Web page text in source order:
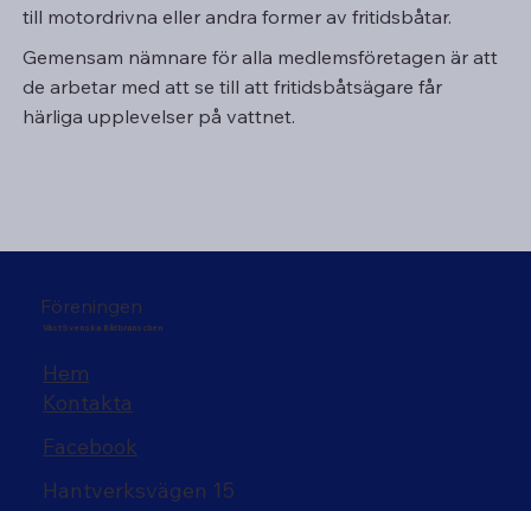
till motordrivna eller andra former av fritidsbåtar.
Gemensam nämnare för alla medlemsföretagen är att
de arbetar med att se tillatt fritidsbåtsägare får
härliga upplevelser på vattnet.
Föreningen
VästSvenska Båtbranschen
Hantverksvägen 15
Hem
Kontakta
Facebook